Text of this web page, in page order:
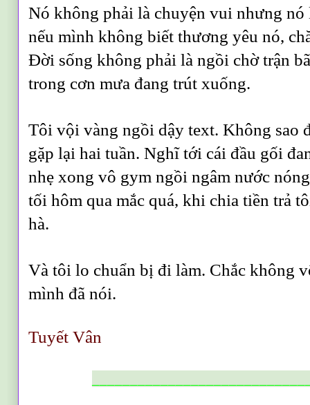
Nó không phải là chuyện vui nhưng nó
nếu mình không biết thương yêu nó,
Đời sống không phải là ngồi chờ trận
trong cơn mưa đang trút xuống.
Tôi vội vàng ngồi dậy text. Không sao
gặp lại hai tuần. Nghĩ tới cái đầu gối
nhẹ xong vô gym ngồi ngâm nước
tối hôm qua mắc quá, khi chia tiền trả
hà.
Và tôi lo chuẩn bị đi làm. Chắc không
mình đã nói.
Tuyết Vân